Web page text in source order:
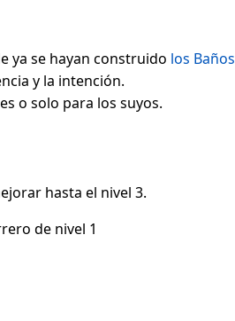
ya se hayan construido los Baños
y la intención.
o solo para los suyos.
hasta el nivel 3.
de nivel 1